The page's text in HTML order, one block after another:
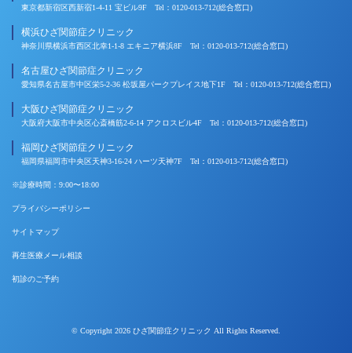
東京都新宿区西新宿1-4-11 宝ビル9F Tel：0120-013-712(総合窓口)
横浜ひざ関節症クリニック
神奈川県横浜市西区北幸1-1-8 エキニア横浜8F Tel：0120-013-712(総合窓口)
名古屋ひざ関節症クリニック
愛知県名古屋市中区栄5-2-36 松坂屋パークプレイス地下1F Tel：0120-013-712(総合窓口)
大阪ひざ関節症クリニック
大阪府大阪市中央区心斎橋筋2-6-14 アクロスビル4F Tel：0120-013-712(総合窓口)
福岡ひざ関節症クリニック
福岡県福岡市中央区天神3-16-24 ハーツ天神7F Tel：0120-013-712(総合窓口)
※診療時間：9:00〜18:00
プライバシーポリシー
サイトマップ
再生医療メール相談
初診のご予約
© Copyright 2026 ひざ関節症クリニック All Rights Reserved.